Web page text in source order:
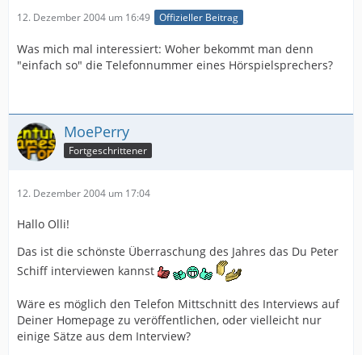
12. Dezember 2004 um 16:49 Offizieller Beitrag
Was mich mal interessiert: Woher bekommt man denn
"einfach so" die Telefonnummer eines Hörspielsprechers?
MoePerry
Fortgeschrittener
12. Dezember 2004 um 17:04
Hallo Olli!
Das ist die schönste Überraschung des Jahres das Du Peter
Schiff interviewen kannst
Wäre es möglich den Telefon Mittschnitt des Interviews auf
Deiner Homepage zu veröffentlichen, oder vielleicht nur
einige Sätze aus dem Interview?